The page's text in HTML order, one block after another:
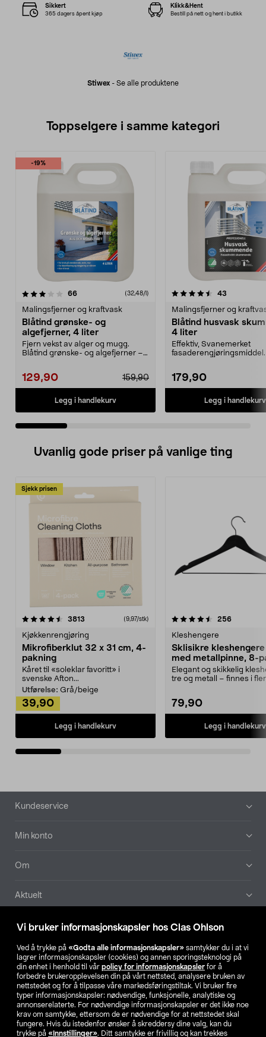
Vi bruker informasjonskapsler hos Clas Ohlson
Ved å trykke på «Godta alle informasjonskapsler» samtykker du i at vi
lagrer informasjonskapsler (cookies) og annen sporingsteknologi på
din enhet i henhold til vår policy for informasjonskapsler for å
forbedre brukeropplevelsen din på vårt nettsted, analysere bruken av
nettstedet og for å tilpasse våre markedsføringstiltak. Vi bruker fire
typer informasjonskapsler: nødvendige, funksjonelle, analytiske og
annonserelaterte. For nødvendige informasjonskapsler er det ikke noe
krav om samtykke, ettersom de er nødvendige for at nettstedet skal
fungere. Hvis du istedenfor ønsker å skreddersy dine valg, kan du
trykke på «Innstillinger». Ditt samtykke er frivillig og kan trekkes
Stiwex - Se alle produktene
Sikkert
365 dagers åpent kjøp
Klikk&Hent
Bestill på nett og hent i butikk
Toppselgere i samme kategori
-19%
66anmeldelser (32,48/l)
Malingsfjerner og kraftvask
Blåtind grønske- og
algefjerner, 4 liter
Fjern vekst av alger og mugg.
Blåtind grønske- og algefjerner –
129,90 159,90
Legg i handlekurv
4.5 av 5 stjerner 43
Malingsfjerner og
Blåtind husvask
4 liter
Effektiv, Svanemerket
179,90
Legg i handlekurv
4.5 av 5 stjerner
Uvanlig gode priser på vanlige ting
Sjekk prisen
3813 anmeldelser(9,97/stk)
Kjøkkenrengjøring
Mikrofiberklut 32 x 31 cm, 4-
pakning
Kåret til «soleklar favoritt» i
svenske Afton...
Utførelse: Grå/beige
39,90
Legg i handlekurv
4.5av 5 stjerner 256
Kleshengere
Sklisikre
med metallpinne, 8-
Elegant og skikkelig
tre og metall – finnes i
79,90
Legg i handlekurv
4.5av 5 stjerner
Bunntekst
Kundeservice
Min konto
Om
Aktuelt
Våre selskaper
Finn din butikk
SE NO FI